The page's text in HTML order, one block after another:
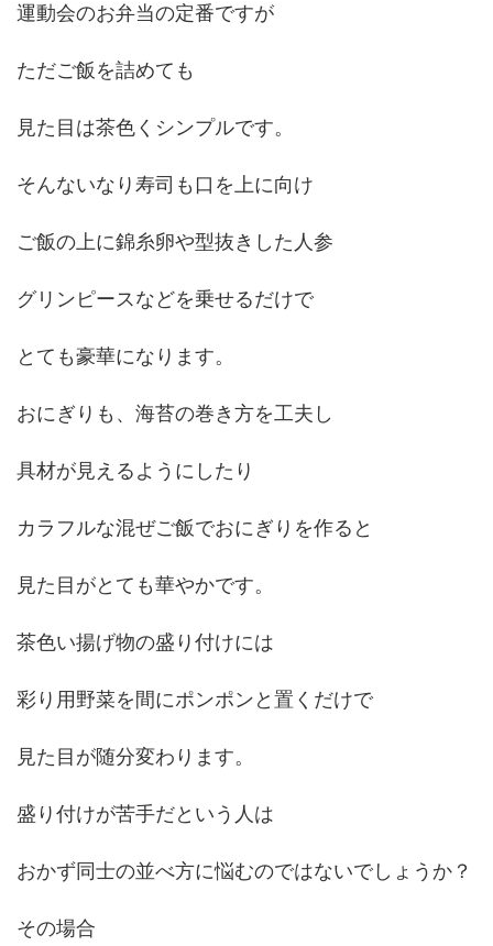
運動会のお弁当の定番ですが
ただご飯を詰めても
見た目は茶色くシンプルです。
そんないなり寿司も口を上に向け
ご飯の上に錦糸卵や型抜きした人参
グリンピースなどを乗せるだけで
とても豪華になります。
おにぎりも、海苔の巻き方を工夫し
具材が見えるようにしたり
カラフルな混ぜご飯でおにぎりを作ると
見た目がとても華やかです。
茶色い揚げ物の盛り付けには
彩り用野菜を間にポンポンと置くだけで
見た目が随分変わります。
盛り付けが苦手だという人は
おかず同士の並べ方に悩むのではないでしょうか？
その場合